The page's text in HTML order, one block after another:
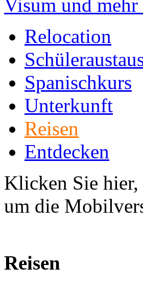
Visum und
Relocation
Spanischkurs
Unterkunft
Reisen
Entdecken
Klicken Sie hier,
um die
Reisen